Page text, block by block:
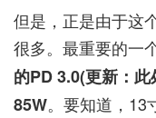
但是，正是由于这
很多。最重要的一
的PD 3.0(更新：
85W。要知道，13